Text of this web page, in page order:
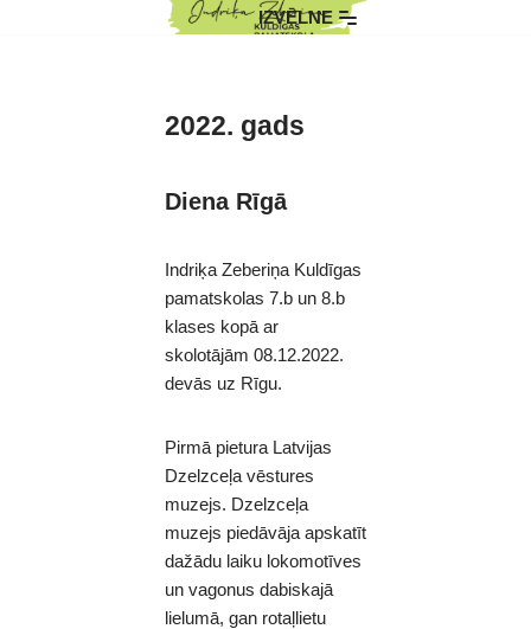
IZVĒLNE
2022. gads
Diena Rīgā
Indriķa Zeberiņa Kuldīgas
pamatskolas 7.b un 8.b
klases kopā ar
skolotājām 08.12.2022.
devās uz Rīgu.
Pirmā pietura Latvijas
Dzelzceļa vēstures
muzejs. Dzelzceļa
muzejs piedāvāja apskatīt
dažādu laiku lokomotīves
un vagonus dabiskajā
lielumā, gan rotaļlietu